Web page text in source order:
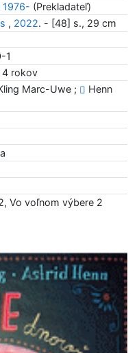
1976- (Prekladateľ)
, 2022. - [48] s., 29 cm
1
4 rokov
Marc-Uwe ;
Henn
Vo voľnom výbere 2